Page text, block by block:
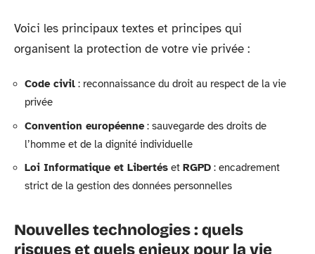
Voici les principaux textes et principes qui
organisent la protection de votre vie privée :
Code civil : reconnaissance du droit au respect de la vie
privée
Convention européenne: sauvegarde des droits de
l’homme et de la dignité individuelle
Loi Informatique et Libertés et RGPD : encadrement
strict de la gestion des données personnelles
Nouvelles technologies : quels
risques et quels enjeux pour la vie